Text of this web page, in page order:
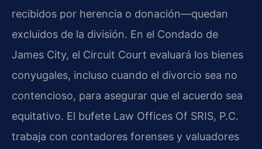
recibidos por herencia o donación—quedan
excluidos de la división. En el Condado de
James City, el Circuit Court evaluará los bienes
conyugales, incluso cuando el divorcio sea no
contencioso, para asegurar que el acuerdo sea
equitativo. El bufete Law Offices Of SRIS, P.C.
trabaja con contadores forenses y valuadores